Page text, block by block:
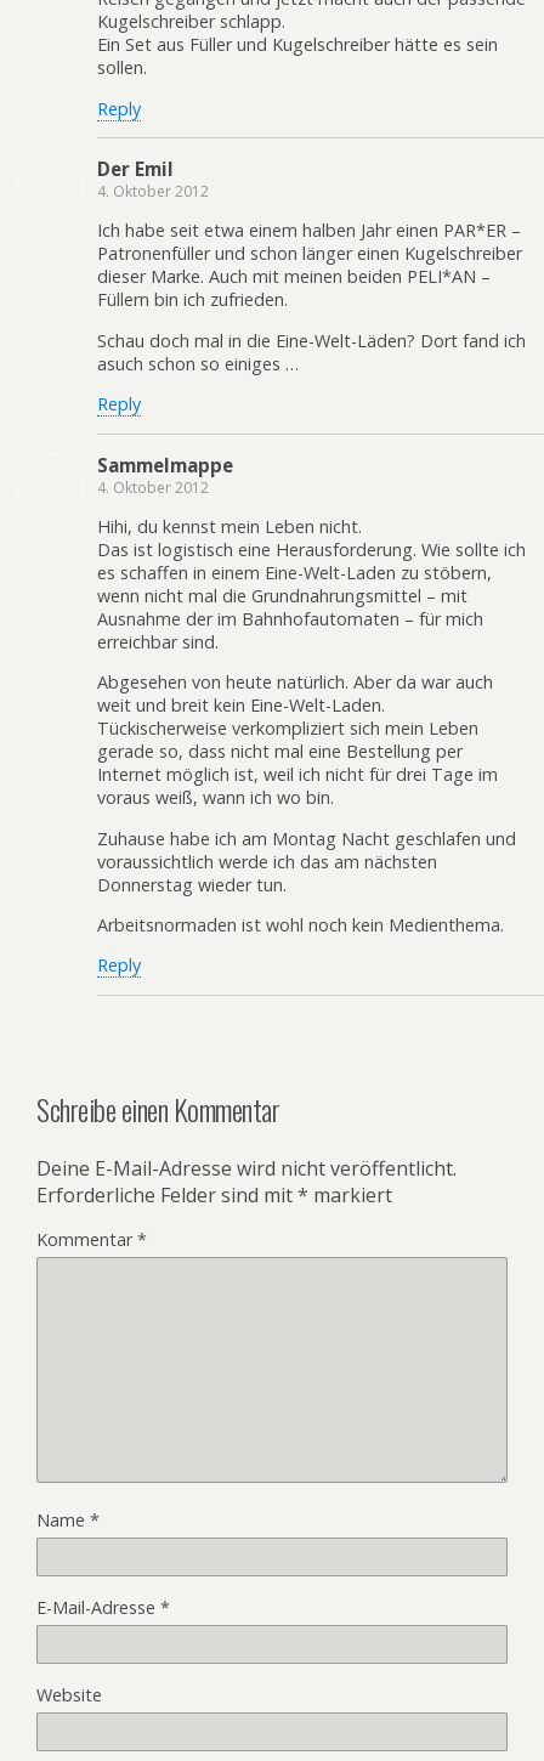
Kugelschreiber schlapp.
Ein Set aus Füller und Kugelschreiber hätte es sein
sollen.
Reply
Der Emil
4. Oktober 2012
Ich habe seit etwa einem halben Jahr einen PAR*ER –
Patronenfüller und schon länger einen Kugelschreiber
dieser Marke. Auch mit meinen beiden PELI*AN –
Füllern bin ich zufrieden.
Schau doch mal in die Eine-Welt-Läden? Dort fand ich
asuch schon so einiges …
Reply
Sammelmappe
4. Oktober 2012
Hihi, du kennst mein Leben nicht.
Das ist logistisch eine Herausforderung. Wie sollte ich
es schaffen in einem Eine-Welt-Laden zu stöbern,
wenn nicht mal die Grundnahrungsmittel – mit
Ausnahme der im Bahnhofautomaten – für mich
erreichbar sind.
Abgesehen von heute natürlich. Aber da war auch
weit und breit kein Eine-Welt-Laden.
Tückischerweise verkompliziert sich mein Leben
gerade so, dass nicht mal eine Bestellung per
Internet möglich ist, weil ich nicht für drei Tage im
voraus weiß, wann ich wo bin.
Zuhause habe ich am Montag Nacht geschlafen und
voraussichtlich werde ich das am nächsten
Donnerstag wieder tun.
Arbeitsnormaden ist wohl noch kein Medienthema.
Reply
Schreibe einen Kommentar
Deine E-Mail-Adresse wird nicht veröffentlicht.
Erforderliche Felder sind mit* markiert
Kommentar*
Name *
E-Mail-Adresse *
Website